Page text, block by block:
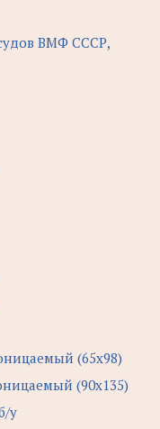
ВМФ СССР,
(65х98)
(90х135)
у